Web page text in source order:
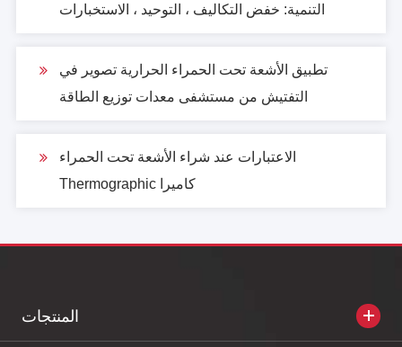
التنمية: خفض التكاليف ، التوحيد ، الاستخبارات
تطبيق الأشعة تحت الحمراء الحرارية تصوير في
التفتيش من مستشفى معدات توزيع الطاقة
الاعتبارات عند شراء الأشعة تحت الحمراء
Thermographic كاميرا
المنتجات